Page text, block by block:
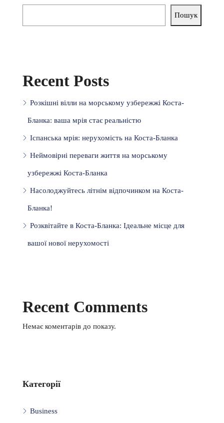
Пошук
Recent Posts
Розкішні вілли на морському узбережжі Коста-
Бланка: ваша мрія стає реальністю
Іспанська мрія: нерухомість на Коста-Бланка
Неймовірні переваги життя на морському
узбережжі Коста-Бланка
Насолоджуйтесь літнім відпочинком на Коста-
Бланка!
Розквітайте в Коста-Бланка: Ідеальне місце для
вашої нової нерухомості
Recent Comments
Немає коментарів до показу.
Категорії
Business